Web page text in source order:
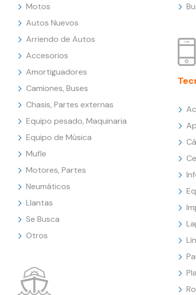
Motos
Autos Nuevos
Arriendo de Autos
Accesorios
Amortiguadores
Camiones, Buses
Chasis, Partes externas
Equipo pesado, Maquinaria
Equipo de Música
Mufle
Motores, Partes
Neumáticos
Llantas
Se Busca
Otros